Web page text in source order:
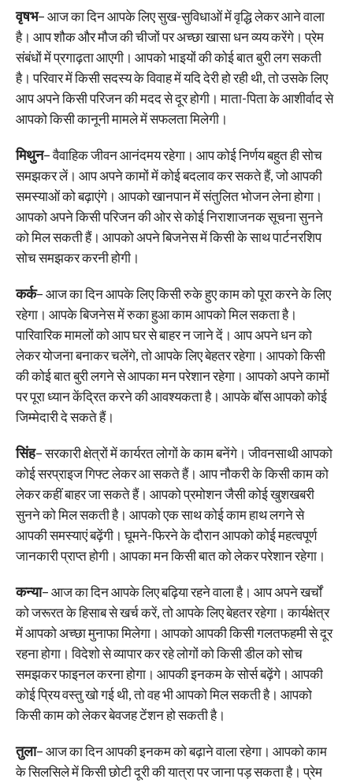
वृषभ– आज का दिन आपके लिए सुख-सुविधाओं में वृद्धि लेकर आने वाला
है। आप शौक और मौज की चीजों पर अच्छा खासा धन व्यय करेंगे। प्रेम
संबंधों में प्रगाढ़ता आएगी। आपको भाइयों की कोई बात बुरी लग सकती
है। परिवार में किसी सदस्य के विवाह में यदि देरी हो रही थी, तो उसके लिए
आप अपने किसी परिजन की मदद से दूर होगी। माता-पिता के आशीर्वाद से
आपको किसी कानूनी मामले में सफलता मिलेगी।
मिथुन– वैवाहिक जीवन आनंदमय रहेगा। आप कोई निर्णय बहुत ही सोच
समझकर लें। आप अपने कामों में कोई बदलाव कर सकते हैं, जो आपकी
समस्याओं को बढ़ाएंगे। आपको खानपान में संतुलित भोजन लेना होगा।
आपको अपने किसी परिजन की ओर से कोई निराशाजनक सूचना सुनने
को मिल सकती हैं। आपको अपने बिजनेस में किसी के साथ पार्टनरशिप
सोच समझकर करनी होगी।
कर्क– आज का दिन आपके लिए किसी रुके हुए काम को पूरा करने के लिए
रहेगा। आपके बिजनेस में रुका हुआ काम आपको मिल सकता है।
पारिवारिक मामलों को आप घर से बाहर न जाने दें। आप अपने धन को
लेकर योजना बनाकर चलेंगे, तो आपके लिए बेहतर रहेगा। आपको किसी
की कोई बात बुरी लगने से आपका मन परेशान रहेगा। आपको अपने कामों
पर पूरा ध्यान केंद्रित करने की आवश्यकता है। आपके बॉस आपको कोई
जिम्मेदारी दे सकते हैं।
सिंह– सरकारी क्षेत्रों में कार्यरत लोगों के काम बनेंगे। जीवनसाथी आपको
कोई सरप्राइज गिफ्ट लेकर आ सकते हैं। आप नौकरी के किसी काम को
लेकर कहीं बाहर जा सकते हैं। आपको प्रमोशन जैसी कोई खुशखबरी
सुनने को मिल सकती है। आपको एक साथ कोई काम हाथ लगने से
आपकी समस्याएं बढ़ेंगी। घूमने-फिरने के दौरान आपको कोई महत्वपूर्ण
जानकारी प्राप्त होगी। आपका मन किसी बात को लेकर परेशान रहेगा।
कन्या– आज का दिन आपके लिए बढ़िया रहने वाला है। आप अपने खर्चों
को जरूरत के हिसाब से खर्च करें, तो आपके लिए बेहतर रहेगा। कार्यक्षेत्र
में आपको अच्छा मुनाफा मिलेगा। आपको आपकी किसी गलतफहमी से दूर
रहना होगा। विदेशो से व्यापार कर रहे लोगों को किसी डील को सोच
समझकर फाइनल करना होगा। आपकी इनकम के सोर्स बढ़ेंगे। आपकी
कोई प्रिय वस्तु खो गई थी, तो वह भी आपको मिल सकती है। आपको
किसी काम को लेकर बेवजह टेंशन हो सकती है।
तुला– आज का दिन आपकी इनकम को बढ़ाने वाला रहेगा। आपको काम
के सिलसिले में किसी छोटी दूरी की यात्रा पर जाना पड़ सकता है। प्रेम